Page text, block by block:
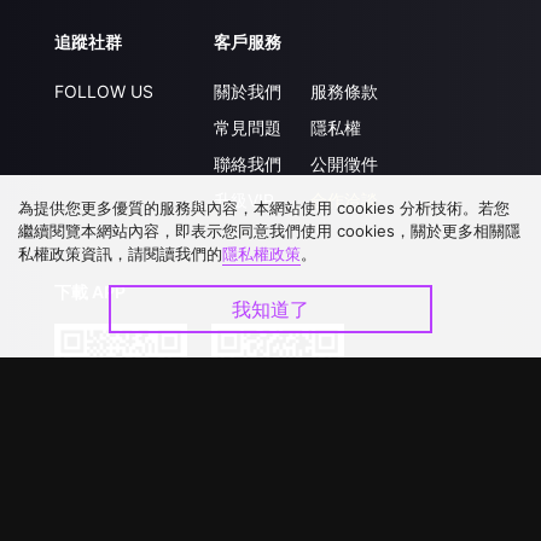
追蹤社群
FOLLOW US
客戶服務
關於我們
常見問題
聯絡我們
升級VIP
服務條款
隱私權
公開徵件
合作洽談
下載 APP
為提供您更多優質的服務與內容，本網站使用 cookies 分析技術。若您
繼續閱覽本網站內容，即表示您同意我們使用 cookies，關於更多相關隱
私權政策資訊，請閱讀我們的隱私權政策。
我知道了